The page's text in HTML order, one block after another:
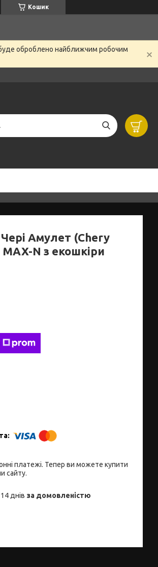
Кошик
буде оброблено найближчим робочим
Амулет (Chery
N з екошкіри
платежі. Тепер ви можете купити
сайту.
днів за домовленістю